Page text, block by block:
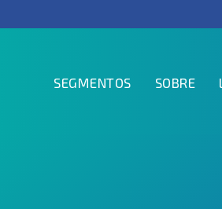
SEGMENTOS SOBRE